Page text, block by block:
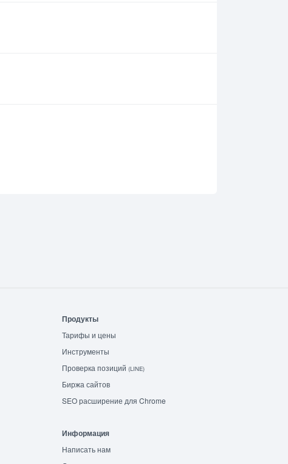
Продукты
Тарифы и цены
Инструменты
Проверка позиций (LINE)
Биржа сайтов
SEO расширение для Chrome
Информация
Написать нам